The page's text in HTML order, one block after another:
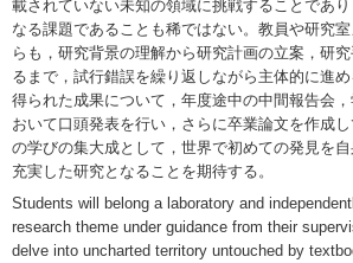
載されていない未知の領域に挑戦することであ
なる課題であることも稀ではない。教員や研究
らも，研究背景の理解から研究計画の立案，研
るまで，試行錯誤を繰り返しながら主体的に進め
得られた成果について，年度途中の中間報告会
おいて口頭発表を行い，さらに卒業論文を作成
の学びの集大成として，世界で初めての発見を
充実した研究となることを期待する。
Students will belong a laboratory and
research theme under guidance from their
delve into uncharted territory untouched by